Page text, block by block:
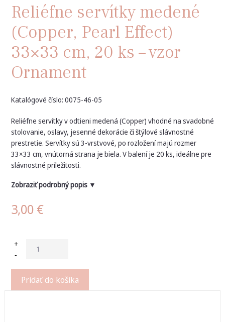
Reliéfne servítky medené
(Copper, Pearl Effect)
33×33 cm, 20 ks – vzor
Ornament
Katalógové číslo: 0075-46-05
Reliéfne servítky v odtieni medená (Copper) vhodné na svadobné
stolovanie, oslavy, jesenné dekorácie či štýlové slávnostné
prestretie. Servítky sú 3-vrstvové, po rozložení majú rozmer
33×33 cm, vnútorná strana je biela. V balení je 20 ks, ideálne pre
slávnostné príležitosti.
Zobraziť podrobný popis ▼
3,00 €
-
+
Pridať do košíka